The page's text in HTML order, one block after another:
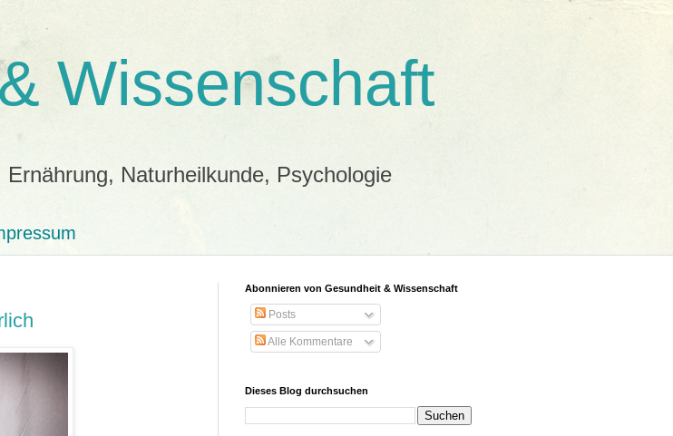
Wissenschaft
Naturheilkunde, Psychologie
Abonnieren von Gesundheit & Wissenschaft
Posts
Alle Kommentare
Dieses Blog durchsuchen